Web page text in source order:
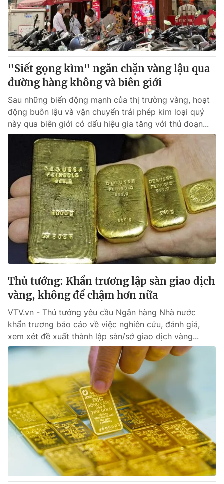
"Siết gọng kìm" ngăn chặn vàng lậu qua
đường hàng không và biên giới
Sau những biến động mạnh của thị trường vàng, hoạt
động buôn lậu và vận chuyển trái phép kim loại quý
này qua biên giới có dấu hiệu gia tăng với thủ đoạn...
Thủ tướng: Khẩn trương lập sàn giao dịch
vàng, không để chậm hơn nữa
VTV.vn - Thủ tướng yêu cầu Ngân hàng Nhà nước
khẩn trương báo cáo về việc nghiên cứu, đánh giá,
xem xét đề xuất thành lập sàn/sở giao dịch vàng...